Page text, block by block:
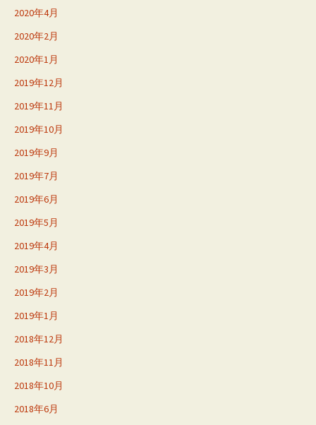
2020年4月
2020年2月
2020年1月
2019年12月
2019年11月
2019年10月
2019年9月
2019年7月
2019年6月
2019年5月
2019年4月
2019年3月
2019年2月
2019年1月
2018年12月
2018年11月
2018年10月
2018年6月